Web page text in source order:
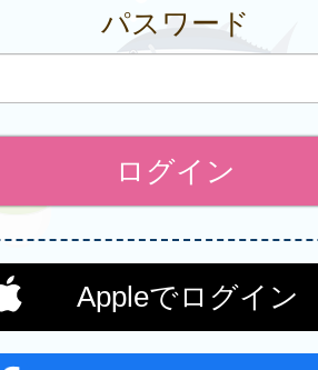
パスワード
Appleでログイン